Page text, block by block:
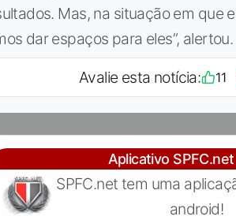
Mas, na situação em que
dar espaços para eles”, alertou.
Avalie esta notícia: 11
Aplicativo SPFC.net
SPFC.net tem uma
android!